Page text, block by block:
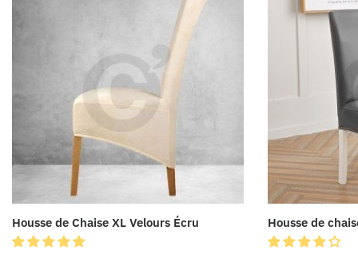
Housse de Chaise XL Velours Écru Housse de